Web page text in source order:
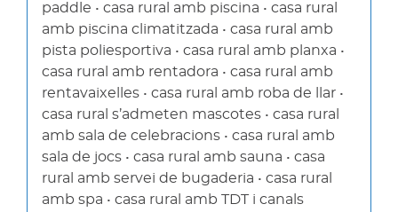
paddle • casa rural amb piscina • casa rural
amb piscina climatitzada • casa rural amb
pista poliesportiva • casa rural amb planxa •
casa rural amb rentadora • casa rural amb
rentavaixelles • casa rural amb roba de llar •
casa rural s’admeten mascotes • casa rural
amb sala de celebracions • casa rural amb
sala de jocs • casa rural amb sauna • casa
rural amb servei de bugaderia • casa rural
amb spa • casa rural amb TDT i canals